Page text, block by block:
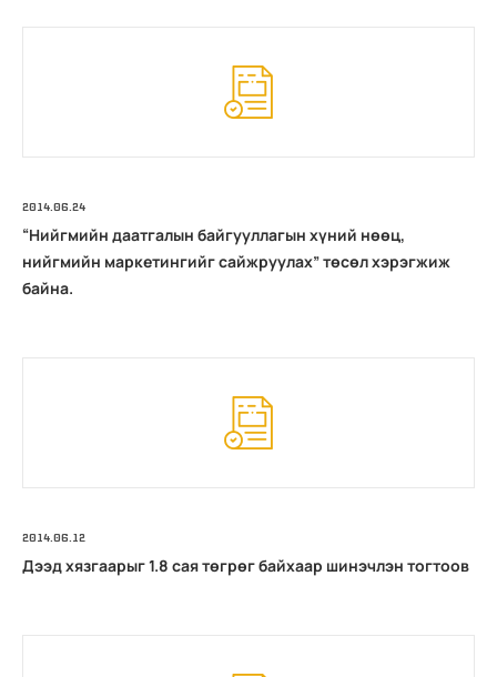
2014.06.24
“Нийгмийн даатгалын байгууллагын хүний нөөц,
нийгмийн маркетингийг сайжруулах” төсөл хэрэгжиж
байна.
2014.06.12
Дээд хязгаарыг 1.8 сая төгрөг байхаар шинэчлэн тогтоов